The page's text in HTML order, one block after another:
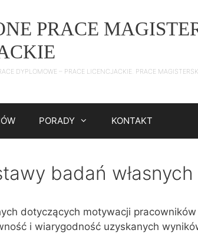
PRACE
DYPLOMOWE – PRACE LICENCJACKIE. PRACE
PORADY KONTAKT
badań własnych
dotyczących motywacji
i wiarygodność uzyskanych